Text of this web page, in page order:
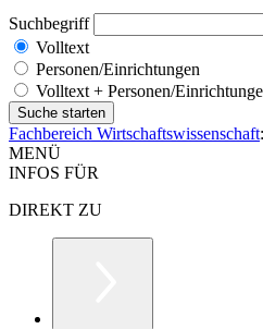
Suchbegriff
Volltext
Personen/Einrichtungen
Volltext + Personen/
Fachbereich Wirtschaftswissenschaft:
MENÜ
INFOS FÜR
DIREKT ZU